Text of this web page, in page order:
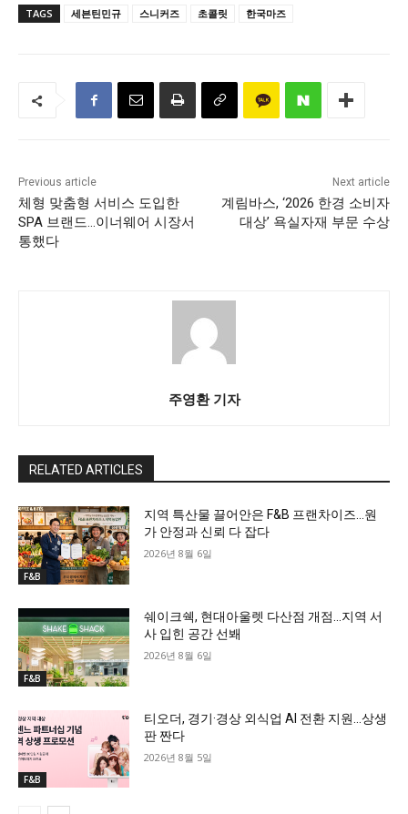
TAGS 세븐틴민규 스니커즈 초콜릿 한국마즈
Previous article
체형 맞춤형 서비스 도입한
SPA 브랜드…이너웨어 시장서
통했다
Next article
계림바스, ‘2026 한경 소비자
대상’ 욕실자재 부문 수상
주영환 기자
RELATED ARTICLES
F&B
지역 특산물 끌어안은 F&B 프랜차이즈…원
가 안정과 신뢰 다 잡다
2026년 8월 6일
F&B
쉐이크쉑, 현대아울렛 다산점 개점…지역 서
사 입힌 공간 선봬
2026년 8월 6일
F&B
티오더, 경기·경상 외식업 AI 전환 지원…상생
판 짠다
2026년 8월 5일